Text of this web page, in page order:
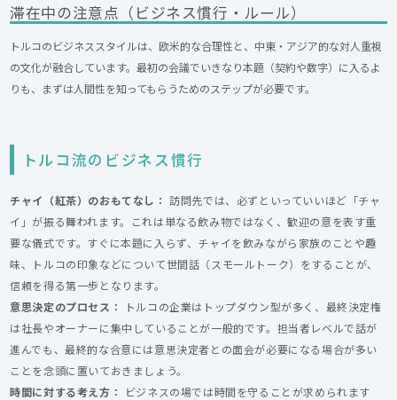
滞在中の注意点（ビジネス慣行・ルール）
トルコのビジネススタイルは、欧米的な合理性と、中東・アジア的な対人重視
の文化が融合しています。最初の会議でいきなり本題（契約や数字）に入るよ
りも、まずは人間性を知ってもらうためのステップが必要です。
トルコ流のビジネス慣行
チャイ（紅茶）のおもてなし： 訪問先では、必ずといっていいほど「チャ
イ」が振る舞われます。これは単なる飲み物ではなく、歓迎の意を表す重
要な儀式です。すぐに本題に入らず、チャイを飲みながら家族のことや趣
味、トルコの印象などについて世間話（スモールトーク）をすることが、
信頼を得る第一歩となります。
意思決定のプロセス：
トルコの企業はトップダウン型が多く、最終決定権
は社長やオーナーに集中していることが一般的です。担当者レベルで話が
進んでも、最終的な合意には意思決定者との面会が必要になる場合が多い
ことを念頭に置いておきましょう。
時間に対する考え方：
ビジネスの場では時間を守ることが求められます